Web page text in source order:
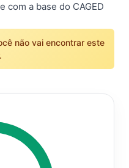
com a base do CAGED
não vai encontrar este